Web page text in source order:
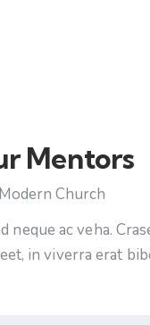
Mentors
Modern Church
neque ac veha.
in viverra erat